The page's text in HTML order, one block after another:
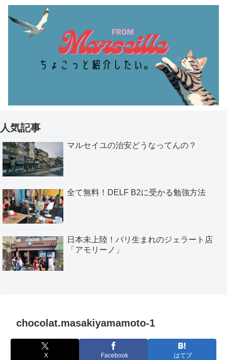
人気記事
マルセイユの治安どうなってんの？
全て無料！DELF B2に受かる勉強方法
日本未上陸！パリ生まれのジェラート店
「アモリーノ」
chocolat.masakiyamamoto-1
X Facebook はてブ